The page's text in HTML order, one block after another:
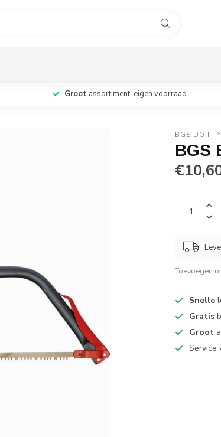
Grootassortiment, eigen voorraad
BGS DO IT
BGS
Toevoegen
Snelle
Gratis
Groot
Service